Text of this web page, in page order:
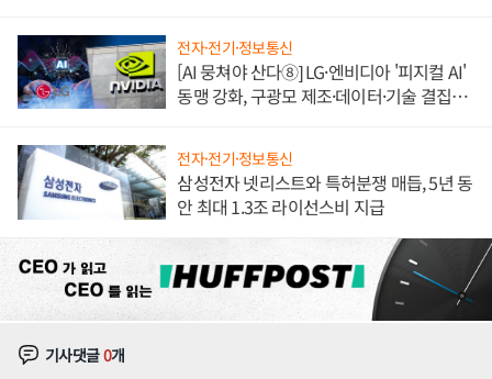
전자·전기·정보통신
[AI 뭉쳐야 산다⑧] LG·엔비디아 '피지컬 AI'
동맹 강화, 구광모 제조·데이터·기술 결집
전자·전기·정보통신
삼성전자 넷리스트와 특허분쟁 매듭, 5년 동
안 최대 1.3조 라이선스비 지급
기사댓글0개